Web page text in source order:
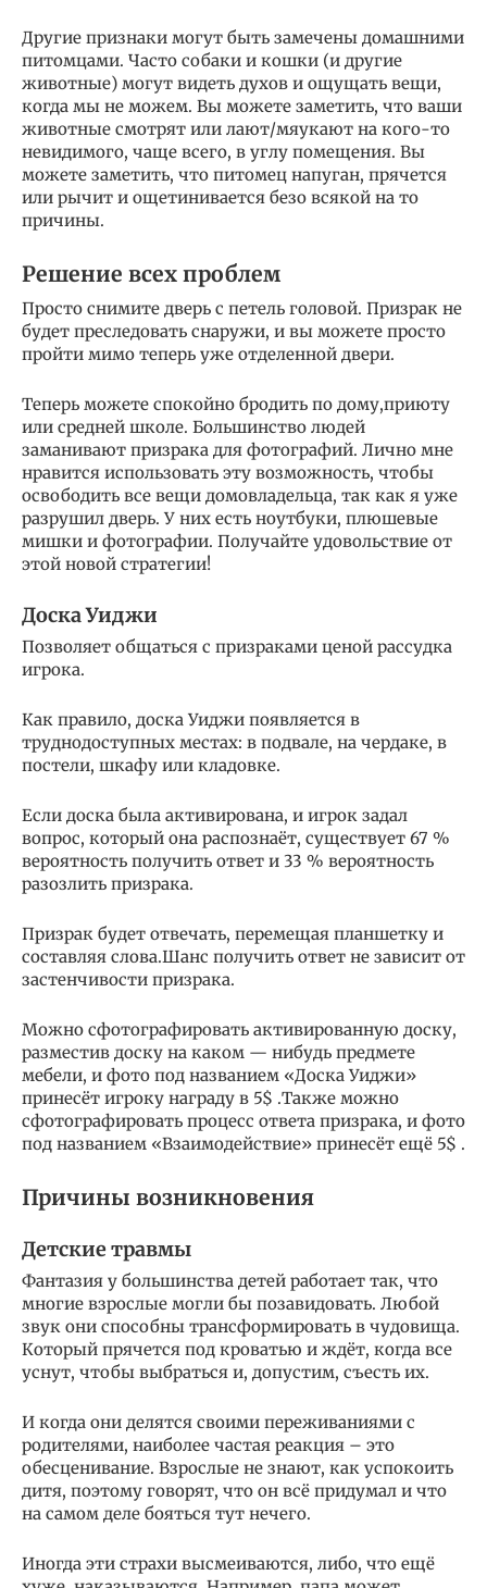
Другие признаки могут быть замечены домашними
питомцами. Часто собаки и кошки (и другие
животные) могут видеть духов и ощущать вещи,
когда мы не можем. Вы можете заметить, что ваши
животные смотрят или лают/мяукают на кого-то
невидимого, чаще всего, в углу помещения. Вы
можете заметить, что питомец напуган, прячется
или рычит и ощетинивается безо всякой на то
причины.
Решение всех проблем
Просто снимите дверь с петель головой. Призрак не
будет преследовать снаружи, и вы можете просто
пройти мимо теперь уже отделенной двери.
Теперь можете спокойно бродить по дому,приюту
или средней школе. Большинство людей
заманивают призрака для фотографий. Лично мне
нравится использовать эту возможность, чтобы
освободить все вещи домовладельца, так как я уже
разрушил дверь. У них есть ноутбуки, плюшевые
мишки и фотографии. Получайте удовольствие от
этой новой стратегии!
Доска Уиджи
Позволяет общаться с призраками ценой рассудка
игрока.
Как правило, доска Уиджи появляется в
труднодоступных местах: в подвале, на чердаке, в
постели, шкафу или кладовке.
Если доска была активирована, и игрок задал
вопрос, который она распознаёт, существует 67 %
вероятность получить ответ и 33 % вероятность
разозлить призрака.
Призрак будет отвечать, перемещая планшетку и
составляя слова.Шанс получить ответ не зависит от
застенчивости призрака.
Можно сфотографировать активированную доску,
разместив доску на каком — нибудь предмете
мебели, и фото под названием «Доска Уиджи»
принесёт игроку награду в 5$ .Также можно
сфотографировать процесс ответа призрака, и фото
под названием «Взаимодействие» принесёт ещё 5$ .
Причины возникновения
Детские травмы
Фантазия у большинства детей работает так, что
многие взрослые могли бы позавидовать. Любой
звук они способны трансформировать в чудовища.
Который прячется под кроватью и ждёт, когда все
уснут, чтобы выбраться и, допустим, съесть их.
И когда они делятся своими переживаниями с
родителями, наиболее частая реакция – это
обесценивание. Взрослые не знают, как успокоить
дитя, поэтому говорят, что он всё придумал и что
на самом деле бояться тут нечего.
Иногда эти страхи высмеиваются, либо, что ещё